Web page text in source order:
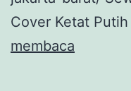
Cover Ketat
membaca